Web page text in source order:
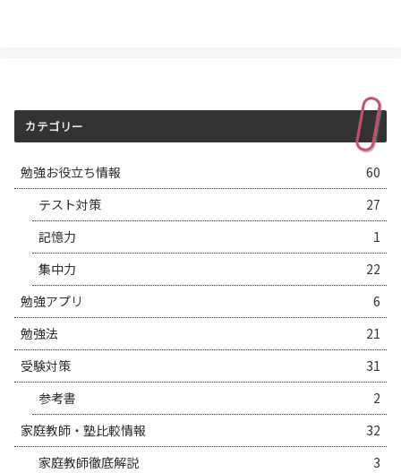
カテゴリー
勉強お役立ち情報
60
テスト対策
27
記憶力
1
集中力
22
勉強アプリ
6
勉強法
21
受験対策
31
参考書
2
家庭教師・塾比較情報
32
家庭教師徹底解説
3